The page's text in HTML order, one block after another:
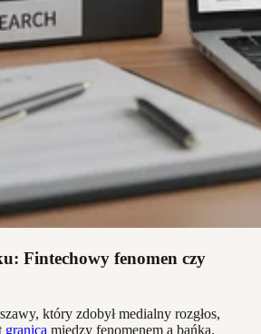
Fintechowy fenomen czy
który zdobył medialny rozgłos,
granica między fenomenem a bańką.